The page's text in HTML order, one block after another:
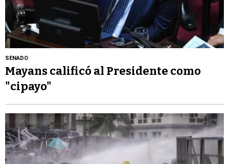
SENADO
Mayans calificó al Presidente como
"cipayo"